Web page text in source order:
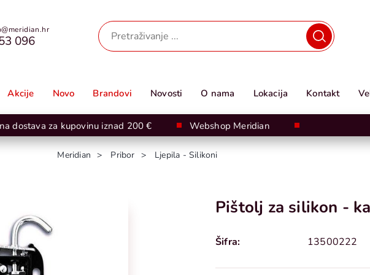
096
Akcije Novo Brandovi Novosti O nama Lokacija Kontakt
dostava za kupovinu iznad 200 € Webshop Meridian
Meridian Pribor Ljepila - Silikoni
Pištolj za silikon -
Šifra: 13500222